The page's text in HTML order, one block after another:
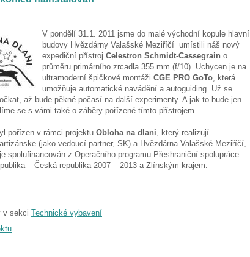
V pondělí 31.1. 2011 jsme do malé východní kopule hlavní
budovy Hvězdárny Valašské Meziříčí umístili náš nový
expediční přístroj Celestron Schmidt-Cassegrain o
průměru primárního zrcadla 355 mm (f/10). Uchycen je na
ultramoderní špičkové montáži CGE PRO GoTo, která
umožňuje automatické navádění a autoguiding. Už se
až bude pěkné počasí na další experimenty. A jak to bude jen
se s vámi také o záběry pořízené tímto přístrojem.
pořízen v rámci projektu Obloha na dlani, který realizují
(jako vedoucí partner, SK) a Hvězdárna Valašské Meziříčí,
spolufinancován z Operačního programu Přeshraniční spolupráce
– Česká republika 2007 – 2013 a Zlínským krajem.
v sekci Technické vybavení